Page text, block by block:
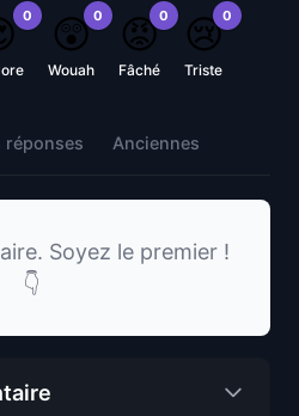
0 0
😲
Wouah
0
😡
Fâché
0
😢
Triste
réponses Anciennes
Soyez le premier !
👇